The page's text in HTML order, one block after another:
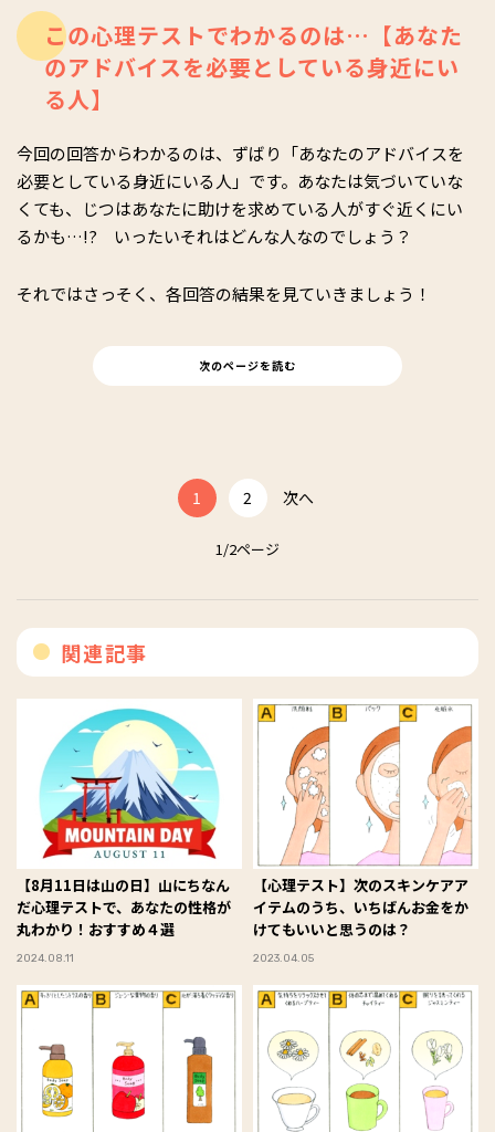
早矢のYoutube公式ページ
この心理テストでわかるのは…【あなた
のアドバイスを必要としている身近にい
る人】
今回の回答からわかるのは、ずばり「あなたのアドバイスを
必要としている身近にいる人」です。あなたは気づいていな
くても、じつはあなたに助けを求めている人がすぐ近くにい
るかも…!? いったいそれはどんな人なのでしょう？
それではさっそく、各回答の結果を見ていきましょう！
次のページを読む
1 2 次へ
1/2ページ
関連記事
【8月11日は山の日】山にちなん
だ心理テストで、あなたの性格が
丸わかり！おすすめ４選
2024.08.11
【心理テスト】次のスキンケアア
イテムのうち、いちばんお金をか
けてもいいと思うのは？
2023.04.05